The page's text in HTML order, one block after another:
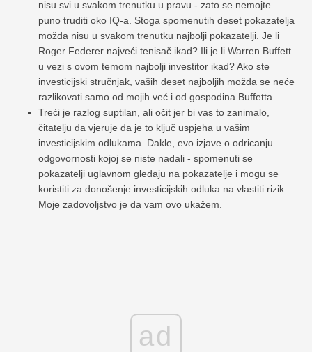
nisu svi u svakom trenutku u pravu - zato se nemojte
puno truditi oko IQ-a. Stoga spomenutih deset pokazatelja
možda nisu u svakom trenutku najbolji pokazatelji. Je li
Roger Federer najveći tenisač ikad? Ili je li Warren Buffett
u vezi s ovom temom najbolji investitor ikad? Ako ste
investicijski stručnjak, vaših deset najboljih možda se neće
razlikovati samo od mojih već i od gospodina Buffetta.
Treći je razlog suptilan, ali očit jer bi vas to zanimalo,
čitatelju da vjeruje da je to ključ uspjeha u vašim
investicijskim odlukama. Dakle, evo izjave o odricanju
odgovornosti kojoj se niste nadali - spomenuti se
pokazatelji uglavnom gledaju na pokazatelje i mogu se
koristiti za donošenje investicijskih odluka na vlastiti rizik.
Moje zadovoljstvo je da vam ovo ukažem.
ad